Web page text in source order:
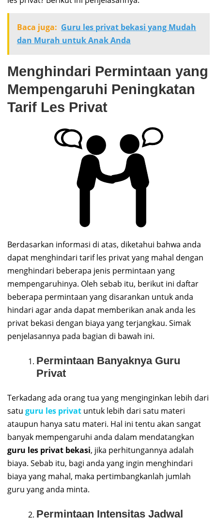
Baca juga: Guru les privat bekasi yang Mudah
dan Murah untuk Anak Anda
Menghindari Permintaan yang
Mempengaruhi Peningkatan
Tarif Les Privat
Berdasarkan informasi di atas, diketahui bahwa anda
dapat menghindari tarif les privat yang mahal dengan
menghindari beberapa jenis permintaan yang
mempengaruhinya. Oleh sebab itu, berikut ini daftar
beberapa permintaan yang disarankan untuk anda
hindari agar anda dapat memberikan anak anda les
privat bekasi dengan biaya yang terjangkau. Simak
penjelasannya pada bagian di bawah ini.
Permintaan Banyaknya Guru
Privat
Terkadang ada orang tua yang menginginkan lebih dari
satu guru les privat untuk lebih dari satu materi
ataupun hanya satu materi. Hal ini tentu akan sangat
banyak mempengaruhi anda dalam mendatangkan
guru les privat bekasi, jika perhitungannya adalah
biaya. Sebab itu, bagi anda yang ingin menghindari
biaya yang mahal, maka pertimbangkanlah jumlah
guru yang anda minta.
Permintaan Intensitas Jadwal